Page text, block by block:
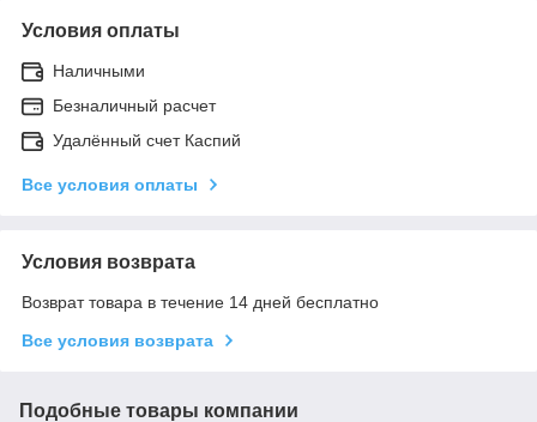
Условия оплаты
Наличными
Безналичный расчет
Удалённый счет Каспий
Все условия оплаты
Условия возврата
Возврат товара в течение 14 дней бесплатно
Все условия возврата
Подобные товары компании